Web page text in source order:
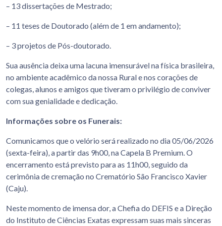
– 13 dissertações de Mestrado;
– 11 teses de Doutorado (além de 1 em andamento);
– 3 projetos de Pós-doutorado.
Sua ausência deixa uma lacuna imensurável na física brasileira,
no ambiente acadêmico da nossa Rural e nos corações de
colegas, alunos e amigos que tiveram o privilégio de conviver
com sua genialidade e dedicação.
Informações sobre os Funerais:
Comunicamos que o velório será realizado no dia 05/06/2026
(sexta-feira), a partir das 9h00, na Capela B Premium. O
encerramento está previsto para as 11h00, seguido da
cerimônia de cremação no Crematório São Francisco Xavier
(Caju).
Neste momento de imensa dor, a Chefia do DEFIS e a Direção
do Instituto de Ciências Exatas expressam suas mais sinceras